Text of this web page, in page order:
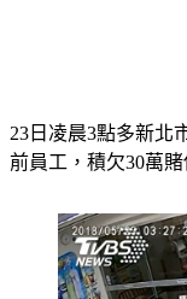
23日凌晨3點多新北
前員工，積欠30萬賭